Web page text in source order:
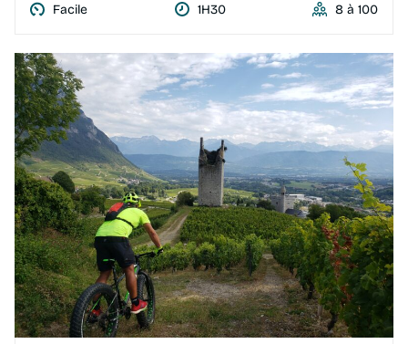
Facile 1H30 8 à 100